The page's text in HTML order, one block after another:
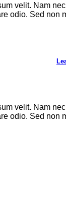
velit. Nam
odio. Sed non
velit. Nam
odio. Sed non